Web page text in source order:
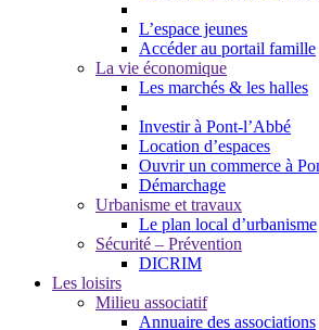
L’espace jeunes
Accéder au portail famille
La vie économique
Les marchés & les halles
Investir à Pont-l’Abbé
Location d’espaces
Ouvrir un commerce à
Démarchage
Urbanisme et travaux
Le plan local d’urbanisme
Sécurité – Prévention
DICRIM
Les loisirs
Milieu associatif
Annuaire des associations